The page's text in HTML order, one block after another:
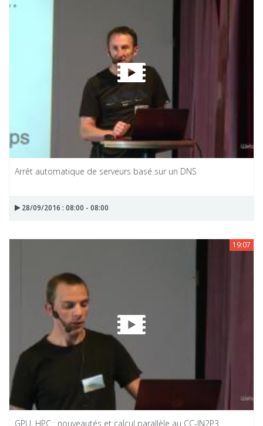
Arrêt automatique de serveurs basé sur un DNS
28/09/2016 : 08:00 - 08:00
19:07
GPU, HPC : nouveautés et calcul parallèle au CC-IN2P3